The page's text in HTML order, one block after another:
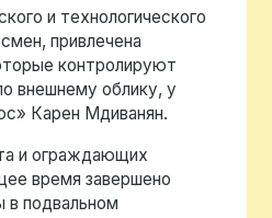
и технологического
привлечена
контролируют
внешнему облику, у
Карен Мдиванян.
и ограждающих
время завершено
в подвальном